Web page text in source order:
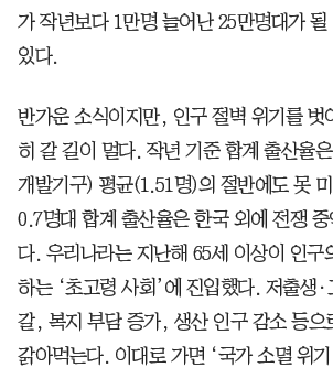
가 작년보다 1만명 늘어난 25만명대가
있다.
반가운 소식이지만, 인구 절벽 위기를 벗
히 갈 길이 멀다. 작년 기준 합계 출산율
개발기구) 평균(1.51명)의 절반에도 못
0.7명대 합계 출산율은 한국 외에 전쟁 중
다. 우리나라는 지난해 65세 이상이 인구
하는 ‘초고령 사회’에 진입했다. 저출생
갈, 복지 부담 증가, 생산 인구 감소 등으
갉아먹는다. 이대로 가면 ‘국가 소멸 위